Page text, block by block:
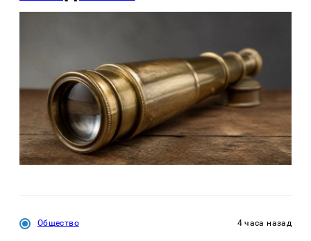
Общество 4 часа назад